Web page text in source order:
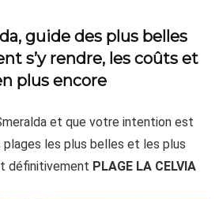
guide des plus belles
s’y rendre, les coûts et
plus encore
et que votre intention est
les plus belles et les plus
définitivement PLAGE LA CELVIA